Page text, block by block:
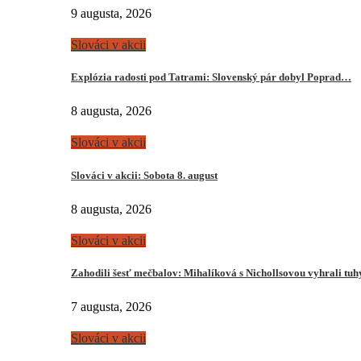
9 augusta, 2026
Slováci v akcii
Explózia radosti pod Tatrami: Slovenský pár dobyl Poprad…
8 augusta, 2026
Slováci v akcii
Slováci v akcii: Sobota 8. august
8 augusta, 2026
Slováci v akcii
Zahodili šesť mečbalov: Mihalíková s Nichollsovou vyhrali
7 augusta, 2026
Slováci v akcii